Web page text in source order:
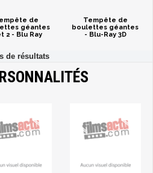
de
géantes
2 - Blu Ray
Tempête de
boulettes géantes
- Blu-Ray 3D